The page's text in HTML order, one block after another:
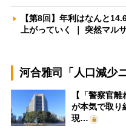
【第8回】年利はなんと
上がっていく ｜ 突然マル
河合雅司「人口減少
【「警察官
が本気で取
現…